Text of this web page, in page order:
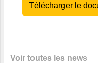
Télécharger le
Voir toutes les news